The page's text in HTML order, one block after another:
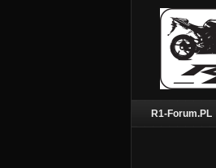
R1-Forum.PL